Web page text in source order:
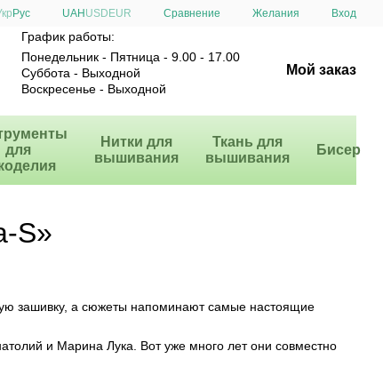
Рус UAH USD EUR Сравнение Желания Вход
График работы:
Понедельник - Пятница - 9.00 - 17.00
Суббота - Выходной
Воскресенье - Выходной
Мой заказ
для
Нитки для
вышивания
Ткань для
вышивания
Бисер
S»
зашивку, а сюжеты напоминают самые настоящие
и Марина Лука. Вот уже много лет они совместно